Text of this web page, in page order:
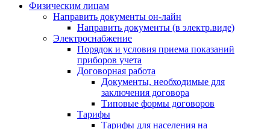
Физическим лицам
Направить документы он-лайн
Направить документы (в электр.виде)
Электроснабжение
Порядок и условия приема показаний
приборов учета
Договорная работа
Документы, необходимые для
заключения договора
Типовые формы договоров
Тарифы
Тарифы для населения на